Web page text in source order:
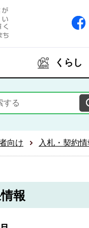
くらし
向け 入札・契約
報